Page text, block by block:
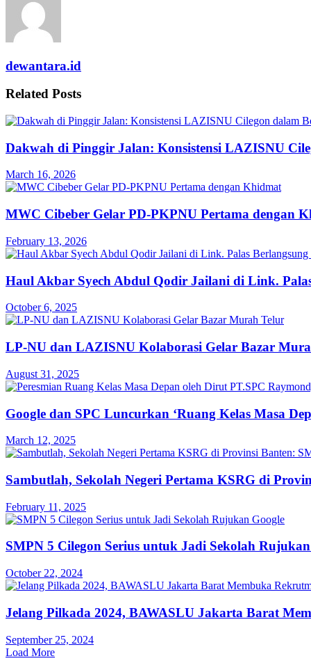
dewantara.id
Related Posts
Dakwah di Pinggir Jalan: Konsistensi LAZISNU
March 16, 2026
MWC Cibeber Gelar PD-PKPNU Pertama dengan
February 13, 2026
Haul Akbar Syech Abdul Qodir Jailani di Link.
October 6, 2025
LP-NU dan LAZISNU Kolaborasi Gelar Bazar
August 31, 2025
Google dan SPC Luncurkan ‘Ruang Kelas Masa
March 12, 2025
Sambutlah, Sekolah Negeri Pertama KSRG di
February 11, 2025
SMPN 5 Cilegon Serius untuk Jadi Sekolah
October 22, 2024
Jelang Pilkada 2024, BAWASLU Jakarta Barat
September 25, 2024
Load More